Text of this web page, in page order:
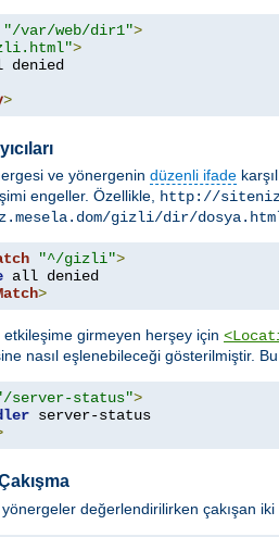
"/var/web/dir1">
>
denied
>
ve yönergenin düzenli ifade
engeller. Özellikle, http://
gizli/dir/
"^/gizli">
>
girmeyen herşey için
nasıl eşlenebileceği gösterilmiştir.
server-status">
değerlendirilirken çakışan iki